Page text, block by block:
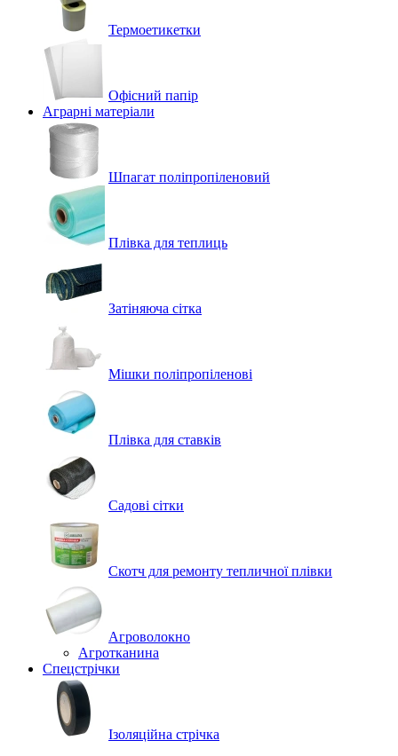
Термоетикетки
Офісний папір
Аграрні матеріали
Шпагат поліпропіленовий
Плівка для теплиць
Затіняюча сітка
Мішки поліпропіленові
Плівка для ставків
Садові сітки
Скотч для ремонту тепличної плівки
Агроволокно
Агротканина
Спецстрічки
Ізоляційна стрічка